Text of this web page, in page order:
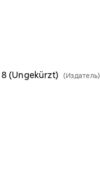
8 (Ungekürzt) (Издатель)